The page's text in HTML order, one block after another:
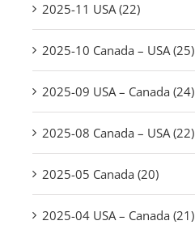
2025-11 USA (22)
2025-10 Canada – USA (25)
2025-09 USA – Canada (24)
2025-08 Canada – USA (22)
2025-05 Canada (20)
2025-04 USA – Canada (21)